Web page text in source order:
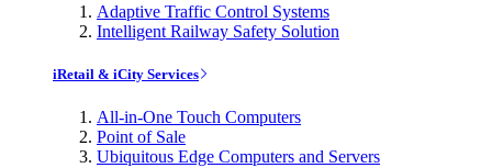
Adaptive Traffic Control Systems
Intelligent Railway Safety Solution
iRetail & iCity Services
All-in-One Touch Computers
Point of Sale
Ubiquitous Edge Computers and Servers